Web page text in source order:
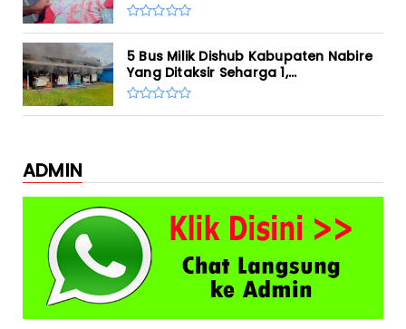
5 Bus Milik Dishub Kabupaten Nabire
Yang Ditaksir Seharga 1,...
ADMIN